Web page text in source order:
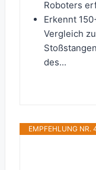
Roboters
Erkennt
Vergleich
des...
EMPFEHLUNG NR.